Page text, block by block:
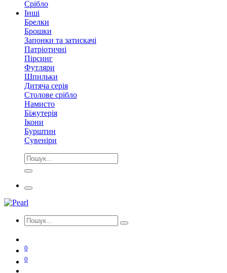
Срібло
Інші
Брелки
Брошки
Запонки та затискачі
Патріотичні
Пірсинг
Футляри
Шпильки
Дитяча серія
Столове срібло
Намисто
Біжутерія
Ікони
Бурштин
Сувеніри
0
0